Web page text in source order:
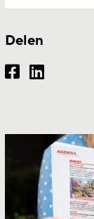
Delen